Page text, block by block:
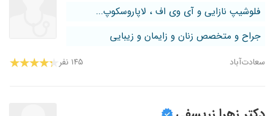
فلوشیپ نازایی و آی وی اف ، لاپاروسکوپ...
جراح و متخصص زنان و زایمان و زیبایی
سعادت‌آباد ۱۴۵ نفر